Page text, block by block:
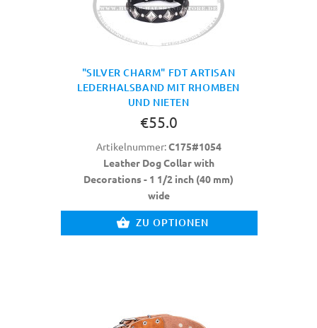
"SILVER CHARM" FDT ARTISAN
LEDERHALSBAND MIT RHOMBEN
UND NIETEN
€55.0
Artikelnummer:C175#1054
Leather Dog Collar with
Decorations - 1 1/2 inch (40 mm)
wide
ZU OPTIONEN